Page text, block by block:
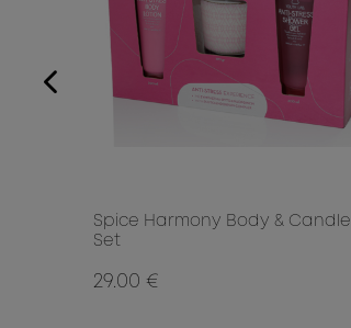
Spice Harmony Body & Candle
Set
29.00 €